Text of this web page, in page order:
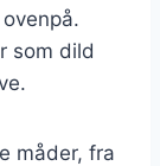
som dild
måder, fra